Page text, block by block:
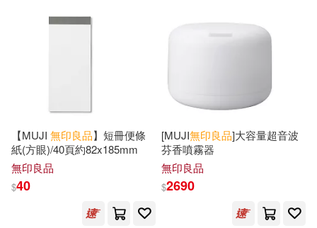
【MUJI 無印良品】短冊便條
紙(方眼)/40頁約82x185mm
無印良品
$40
[MUJI無印良品]大容量超音波
芬香噴霧器
無印良品
$2690